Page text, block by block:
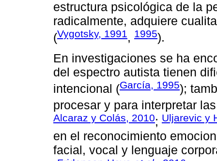
estructura psicológica de la
radicalmente, adquiere
(Vygotsky, 1991, 1995).
En investigaciones se ha
del espectro autista tienen
intencional (García, 1995);
procesar y para interpretar
Alcaraz y Colás, 2010; Uljarevic y
en el reconocimiento
facial, vocal y lenguaje